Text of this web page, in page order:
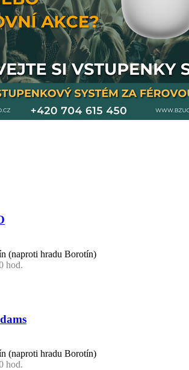
(naproti hradu Borotín)
hod.
(naproti hradu Borotín)
hod.